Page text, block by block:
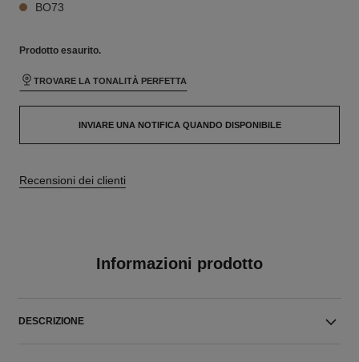
BO73
Prodotto esaurito.
TROVARE LA TONALITÀ PERFETTA
INVIARE UNA NOTIFICA QUANDO DISPONIBILE
Recensioni dei clienti
Informazioni prodotto
DESCRIZIONE